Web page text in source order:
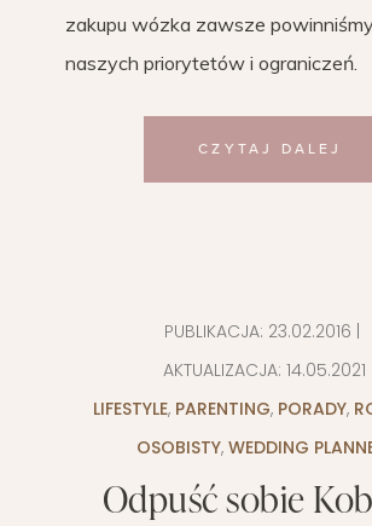
zakupu wózka zawsze
naszych priorytetów i ograniczeń.
CZYTAJ DALEJ
PUBLIKACJA: 23.02.2016
AKTUALIZACJA: 14.05.2021
LIFESTYLE, PARENTING, PORADY,
OSOBISTY, WEDDING
Odpuść sobie